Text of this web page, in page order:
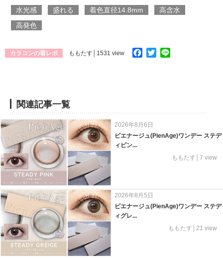
水光感
盛れる 着色直径14.8mm
高含水
高発色
カラコンの着レポ ももたす │1531 view Facebook
Twitter
関連記事一覧
2026年8月6日
ピエナージュ(PienAge)ワンデー ステデ
ィピン...
ももたす│7 view
2026年8月5日
ピエナージュ(PienAge)ワンデー ステデ
ィグレ...
ももたす│21 view